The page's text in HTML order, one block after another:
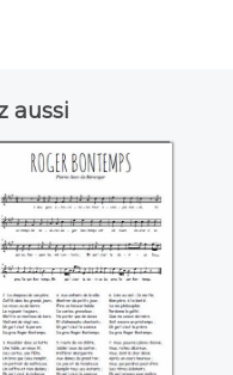
aussi
Roger Bontemps
(Pierre-Jean de
Béranger)